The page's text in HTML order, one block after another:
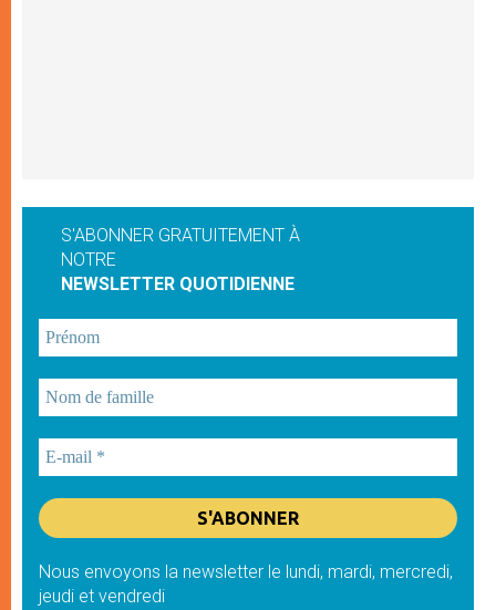
S'ABONNER GRATUITEMENT À
NOTRE
NEWSLETTER QUOTIDIENNE
Nous envoyons la newsletter le lundi, mardi, mercredi,
jeudi et vendredi